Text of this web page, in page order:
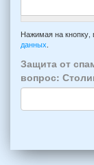
отъезда
из
Феодосии:
*
-
например:
6
человек:
4
взрослых
и
Примечание
Нажимая на кнопку,
данных
Защита от
вопрос: